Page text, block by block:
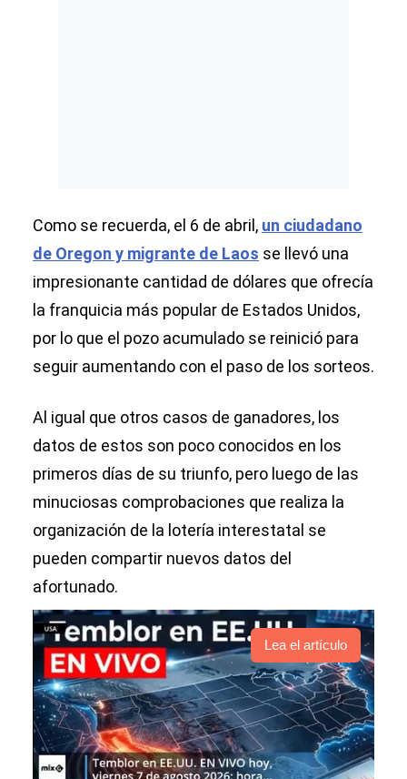
Como se recuerda, el 6 de abril, un ciudadano
de Oregon y migrante de Laos se llevó una
impresionante cantidad de dólares que ofrecía
la franquicia más popular de Estados Unidos,
por lo que el pozo acumulado se reinició para
seguir aumentando con el paso de los sorteos.
Al igual que otros casos de ganadores, los
datos de estos son poco conocidos en los
primeros días de su triunfo, pero luego de las
minuciosas comprobaciones que realiza la
organización de la lotería interestatal se
pueden compartir nuevos datos del
afortunado.
Lea el artículo